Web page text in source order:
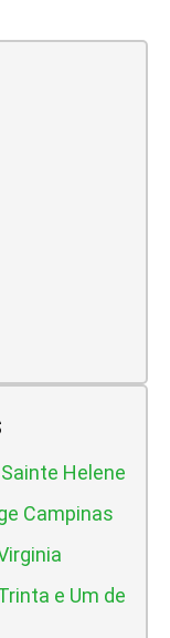
Helene
Campinas
e Um de